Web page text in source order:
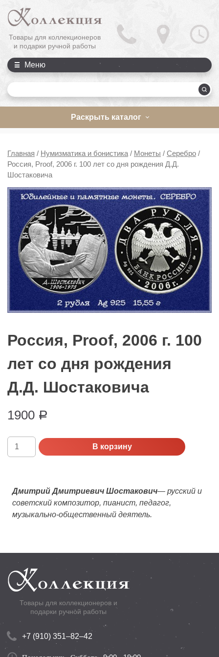
Товары для коллекционеров
и подарки ручной работы
Меню
Раскрыть каталог
Главная / Нумизматика и бонистика / Монеты / Серебро /
Россия, Proof, 2006 г. 100 лет со дня рождения Д.Д.
Шостаковича
Россия, Proof, 2006 г. 100
лет со дня рождения
Д.Д. Шостаковича
1900 Р
Количество
Россия,
100
лет
Шостаковича
В корзину
Дмитрий Дмитриевич Шостакович— русский и
советский композитор, пианист, педагог,
музыкально-общественный деятель.
Товары для коллекционеров и
подарки ручной работы
+7 (910) 351–82–42